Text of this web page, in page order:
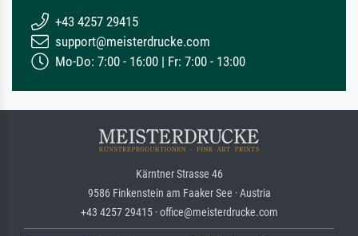
+43 4257 29415
support@meisterdrucke.com
Mo-Do: 7:00 - 16:00 | Fr: 7:00 - 13:00
Kärntner Strasse 46
9586 Finkenstein am Faaker See · Austria
+43 4257 29415 · office@meisterdrucke.com